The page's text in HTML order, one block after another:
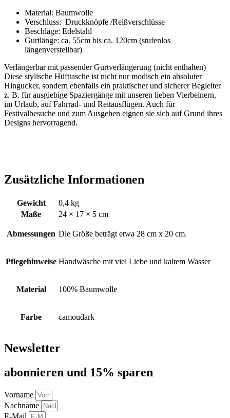
Material: Baumwolle
Verschluss: Druckknöpfe /Reißverschlüsse
Beschläge: Edelstahl
Gurtlänge: ca. 55cm bis ca. 120cm (stufenlos
längenverstellbar)
Verlängerbar mit passender Gurtverlängerung (nicht enthalten)
Diese stylische Hüfttasche ist nicht nur modisch ein absoluter
Hingucker, sondern ebenfalls ein praktischer und sicherer Begleiter
z. B. für ausgiebige Spaziergänge mit unseren lieben Vierbeinern,
im Urlaub, auf Fahrrad- und Reitausflügen. Auch für
Festivalbesuche und zum Ausgehen eignen sie sich auf Grund ihres
Designs hervorragend.
Zusätzliche Informationen
Gewicht
0,4 kg
Maße
24 × 17 × 5 cm
Abmessungen Die Größe beträgt etwa 28 cm x 20 cm.
Pflegehinweise Handwäsche mit viel Liebe und kaltem Wasser
Material 100% Baumwolle
Farbe camoudark
Newsletter
abon­nie­ren und 15% sparen
Vorname
Nachname